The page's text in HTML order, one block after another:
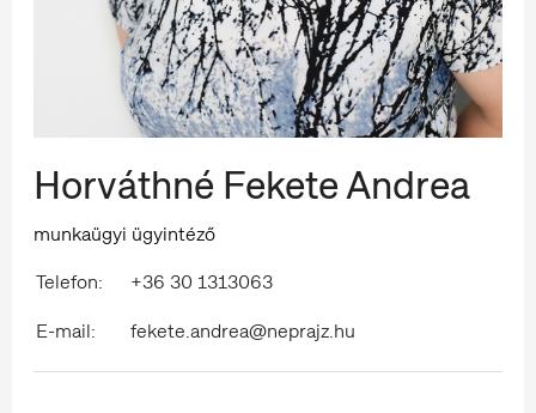
Horváthné Fekete Andrea
munkaügyi ügyintéző
Telefon:
+36 30 1313063
E-mail:
fekete.andrea@neprajz.hu